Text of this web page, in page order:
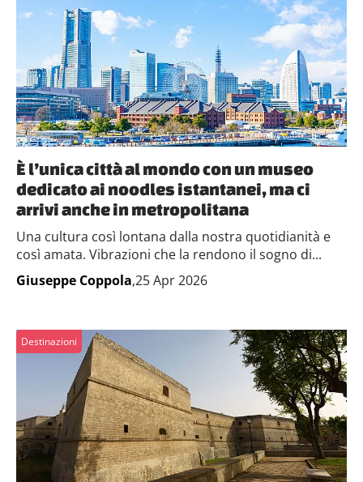
È l’unica città al mondo con un museo
dedicato ai noodles istantanei, ma ci
arrivi anche in metropolitana
Una cultura così lontana dalla nostra quotidianità e
così amata. Vibrazioni che la rendono il sogno di...
Giuseppe Coppola,25 Apr 2026
Destinazioni